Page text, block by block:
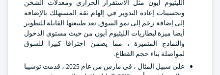
الليثيوم أيون مثل الاستقرار الحراري ومعدلات الشحن
وتحسينات إعادة التدوير في إلهام ثقة المستهلك بالإضافة
إلى إضافة زخم إلى نمو السوق. تعد طبيعتها القابلة للتطوير
أيضا ميزة لبطاريات الليثيوم أيون من حيث مستوى الدخول
والنماذج المتميزة ، مما يضمن اختراقا كبيرا للسوق
لمواصلة بناء حجم القطاع.
على سبيل المثال ، في مارس من عام 2025 ، قدمت توشيبا